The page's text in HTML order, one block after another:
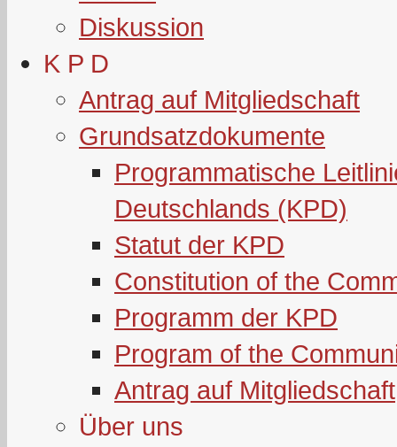
Diskussion
K P D
Antrag auf Mitgliedschaft
Grundsatzdokumente
Programmatische
Deutschlands (KPD)
Statut der KPD
Constitution of the
Programm der KPD
Program of the
Antrag auf Mitgliedschaft
Über uns